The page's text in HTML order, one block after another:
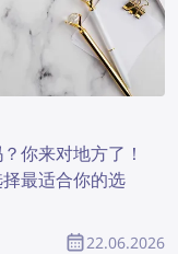
你来对地方了！
最适合你的选
22.06.2026